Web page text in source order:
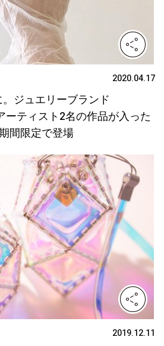
2020.04.17
ジュエリーブランド
ーティスト2名の作品が入った
間限定で登場
2019.12.11